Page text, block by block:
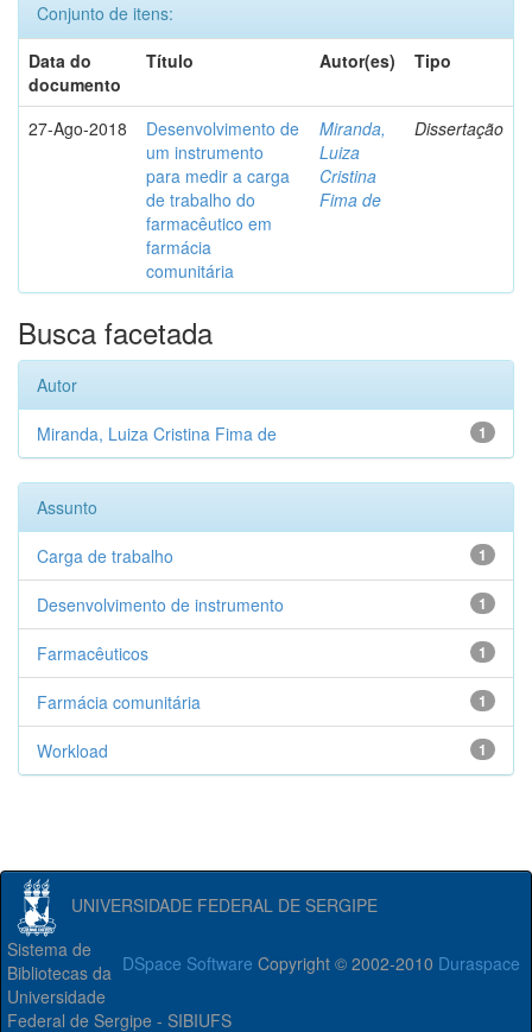
Conjunto de itens:
Data do
documento
Título Autor(es) Tipo
27-Ago-2018
Desenvolvimento de
um instrumento
para medir a carga
de trabalho do
farmacêutico em
farmácia
comunitária
Miranda,
Luiza
Cristina
Fima de
Dissertação
Busca facetada
Autor
1
Miranda, Luiza Cristina Fima de
Assunto
1
Carga de trabalho
1
Desenvolvimento de instrumento
1
Farmacêuticos
1
Farmácia comunitária
1
Workload
UNIVERSIDADE FEDERAL DE SERGIPE
DSpace Software Copyright © 2002-2010 Duraspace
Sistema de
Bibliotecas da
Universidade
Federal de Sergipe - SIBIUFS